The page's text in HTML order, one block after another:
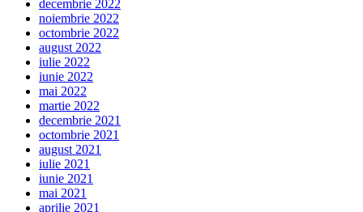
decembrie 2022
noiembrie 2022
octombrie 2022
august 2022
iulie 2022
iunie 2022
mai 2022
martie 2022
decembrie 2021
octombrie 2021
august 2021
iulie 2021
iunie 2021
mai 2021
aprilie 2021